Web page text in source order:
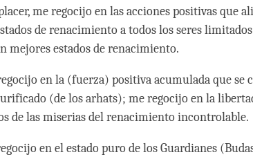
facebook
me regocijo en las acciones positivas que
de renacimiento a todos los seres
mejores estados de renacimiento.
en la (fuerza) positiva acumulada que se
(de los arhats); me regocijo en la
de las miserias del renacimiento incontrolable.
en el estado puro de los Guardianes